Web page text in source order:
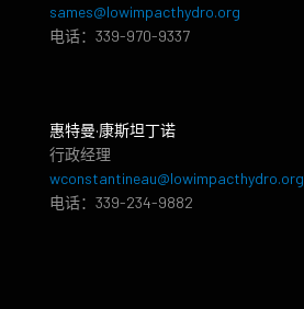
sames@lowimpacthydro.org
电话：339-970-9337
惠特曼·康斯坦丁诺
行政经理
wconstantineau@lowimpacthydro.org
电话：339-234-9882